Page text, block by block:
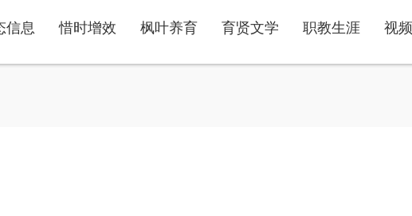
信息 惜时增效 枫叶养育 育贤文学 职教生涯 视